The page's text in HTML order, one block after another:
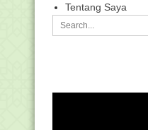
Tentang Saya